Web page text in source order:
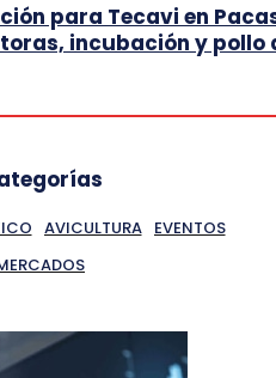
para Tecavi en
incubación y pollo
AVICULTURA
EVENTOS